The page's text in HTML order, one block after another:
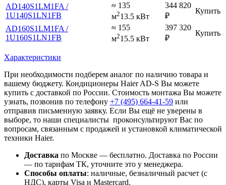
AD140S1LM1FA /
1U140S1LN1FB
≈ 135
м213.5 кВт
344 820
₽
Купить
AD160S1LM1FA /
1U160S1LN1FB
≈ 155
м215.5 кВт
397 320
₽
Купить
Характеристики
При необходимости подберем аналог по наличию товара и
вашему бюджету. Кондиционеры Haier AD-S Вы можете
купить с доставкой по России. Стоимость монтажа Вы можете
узнать, позвонив по телефону +7 (495) 664-41-59 или
отправив письменную заявку. Если Вы ещё не уверены в
выборе, то наши специалисты проконсультируют Вас по
вопросам, связанным с продажей и установкой климатической
техники Haier.
Доставка по Москве — бесплатно. Доставка по России
— по тарифам ТК, уточните это у менеджера.
Способы оплаты: наличные, безналичный расчет (с
НДС), карты Visa и Mastercard.